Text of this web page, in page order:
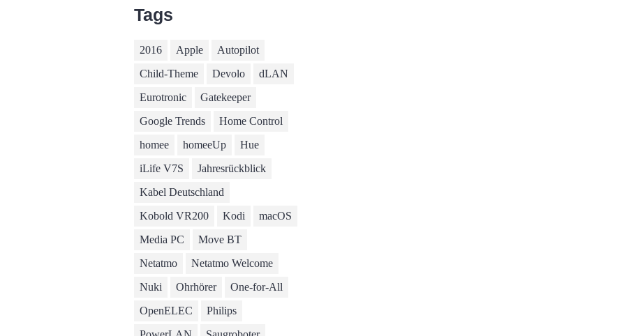
Tags
2016 Apple
Autopilot
Child-Theme
Devolo
dLAN
Eurotronic
Gatekeeper
Google Trends
Home Control
homee
homeeUp
Hue
iLife V7S
Jahresrückblick
Kabel Deutschland
Kobold VR200
Kodi
macOS
Media PC
Move BT
Netatmo
Netatmo Welcome
Nuki
Ohrhörer
One-for-All
OpenELEC
Philips